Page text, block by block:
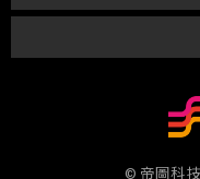
© 帝圖科